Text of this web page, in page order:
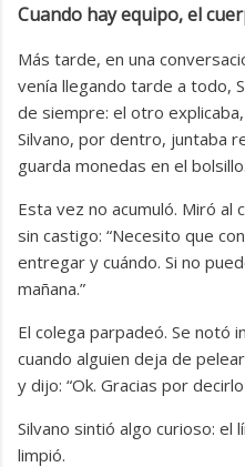
Cuando hay equipo, el
Más tarde, en una
venía llegando tarde a todo,
de siempre: el otro
Silvano, por dentro, juntaba
guarda monedas en el bolsillo.
Esta vez no acumuló. Miró al
sin castigo: “Necesito que
entregar y cuándo. Si no
mañana.”
El colega parpadeó. Se notó
cuando alguien deja de
y dijo: “Ok. Gracias por decirlo
Silvano sintió algo curioso: el
limpió.